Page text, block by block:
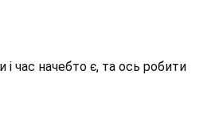
час начебто є, та ось робити